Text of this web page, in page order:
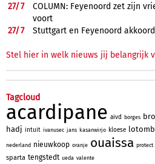
27/7
COLUMN: Feyenoord zet zijn
voort
27/7 Stuttgart en Feyenoord
Stel hier in welk nieuws jij belangrijk
Tagcloud
acardipane aivd borges
hadj intuit ivanusec jans kasanwirjo kloese
nederland nieuwkoop oranje ouaissa protect
sparta tengstedt ueda valente